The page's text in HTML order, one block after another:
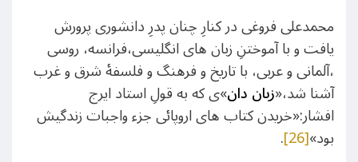
محمدعلی فروغی در کنارِ چنان پدرِ دانشوری پرورش
یافت و با آموختنِ زبان های انگلیسی،فرانسه، روسی
،آلمانی و عربی، با تاریخ و فرهنگ و فلسفۀ شرق و غرب
آشنا شد،«زباندان»ی که به قولِ استاد ایرج
افشار:«خریدن کتاب های اروپائی جزء واجبات زندگیش
بود»[26]
.